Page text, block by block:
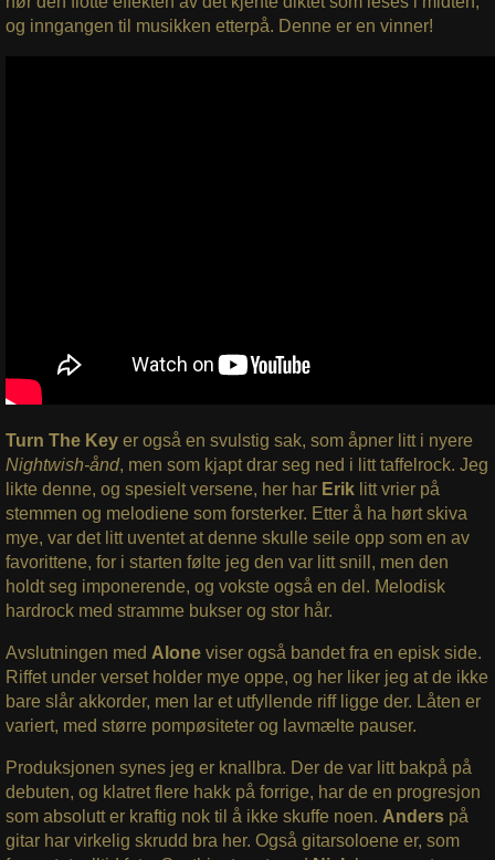
og inngangen til musikken etterpå. Denne er en vinner!
Turn The Keyer også en svulstig sak, som åpner litt i nyere
Nightwish-ånd, men som kjapt drar seg ned i litt taffelrock. Jeg
likte denne, og spesielt versene, her har Erik litt vrier på
stemmen og melodiene som forsterker. Etter å ha hørt skiva
mye, var det litt uventet at denne skulle seile opp som en av
favorittene, for i starten følte jeg den var litt snill, men den
holdt seg imponerende, og vokste også en del. Melodisk
hardrock med stramme bukser og stor hår.
Avslutningen med Alone viser også bandet fra en episk side.
Riffet under verset holder mye oppe, og her liker jeg at de ikke
bare slår akkorder, men lar et utfyllende riff ligge der. Låten er
variert, med større pompøsiteter og lavmælte pauser.
Produksjonen synes jeg er knallbra. Der de var litt bakpå på
debuten, og klatret flere hakk på forrige, har de en progresjon
som absolutt er kraftig nok til å ikke skuffe noen. Anders på
gitar har virkelig skrudd bra her. Også gitarsoloene er, som